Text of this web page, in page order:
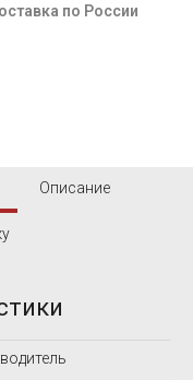
по России
Описание